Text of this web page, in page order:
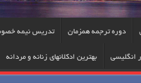
دوره ترجمه همزمان تدریس نیمه
انگلیسی بهترین ادکلانهای زنانه و مردانه